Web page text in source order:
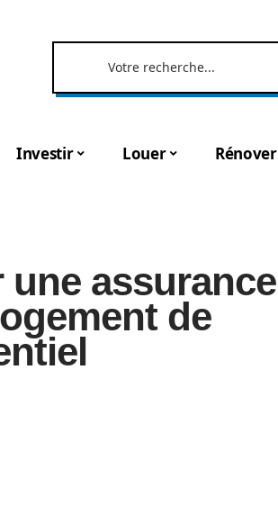
Investir Louer Rénover
assurance
de